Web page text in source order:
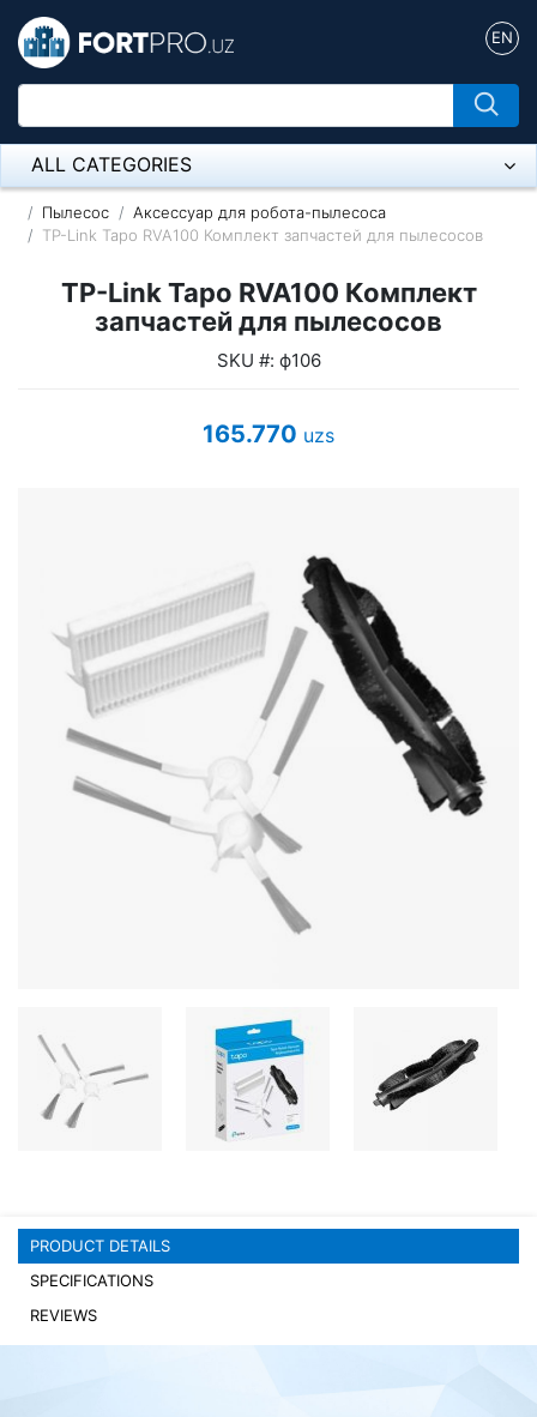
EN
ALL CATEGORIES
Микрофон
Оборудование Mikrotik
Server equipment
UPS Uninterruptible Power Supply
Headphones
Mouses and keybords
Cooling systems
PC components
Пылесос
Аксессуар для робота-пылесоса
TP-Link Tapo RVA100 Комплект запчастей для пылесосов
TP-Link Tapo RVA100 Комплект
запчастей для пылесосов
SKU #: ф106
165.770 uzs
PRODUCT DETAILS
SPECIFICATIONS
REVIEWS